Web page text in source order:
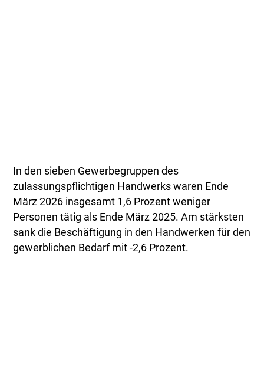
In den sieben Gewerbegruppen des
zulassungspflichtigen Handwerks waren Ende
März 2026 insgesamt 1,6 Prozent weniger
Personen tätig als Ende März 2025. Am stärksten
sank die Beschäftigung in den Handwerken für den
gewerblichen Bedarf mit -2,6 Prozent.